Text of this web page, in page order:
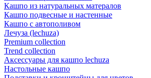
Кашпо из натуральных матералов
Кашпо подвесные и настенные
Кашпо с автополивом
Лечуза (lechuza)
Premium collection
Trend collection
Аксессуары для кашпо lechuza
Настольные кашпо